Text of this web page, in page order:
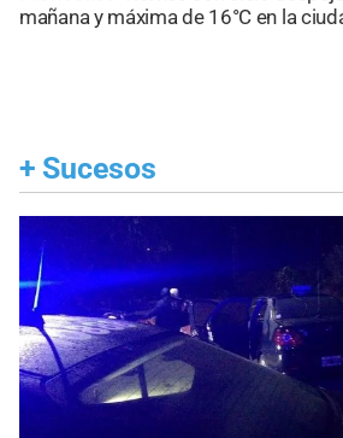
mañana y máxima de 16°C en la
+ Sucesos